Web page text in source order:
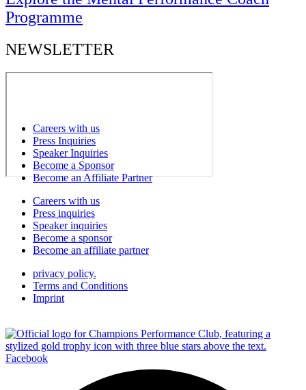
Programme
NEWSLETTER
Careers with us
Press Inquiries
Speaker Inquiries
Become a Sponsor
Become an Affiliate Partner
Careers with us
Press inquiries
Speaker inquiries
Become a sponsor
Become an affiliate partner
privacy policy.
Terms and Conditions
Imprint
Facebook